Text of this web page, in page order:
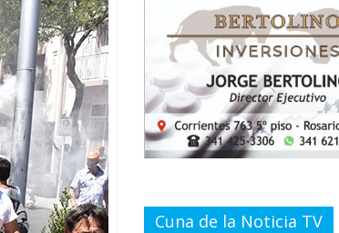
Cuna de la Noticia TV